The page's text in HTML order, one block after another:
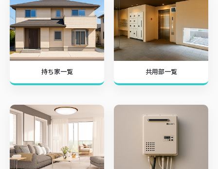
持ち家一覧 共用部一覧